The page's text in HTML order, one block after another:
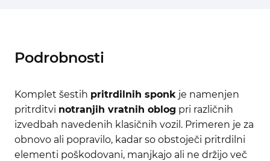
Podrobnosti
Komplet šestih pritrdilnih sponk je namenjen
pritrditvi notranjih vratnih oblog pri različnih
izvedbah navedenih klasičnih vozil. Primeren je za
obnovo ali popravilo, kadar so obstoječi pritrdilni
elementi poškodovani, manjkajo ali ne držijo več